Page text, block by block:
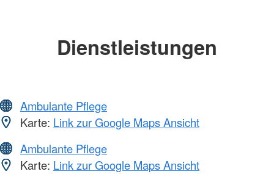
Dienstleistungen
Ambulante Pflege
Karte: Link zur Google Maps Ansicht
Ambulante Pflege
Karte: Link zur Google Maps Ansicht